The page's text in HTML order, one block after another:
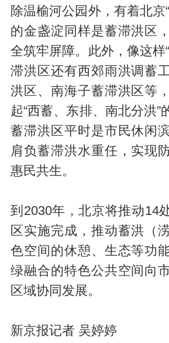
除温榆河公园外，有着北京
的金盏淀同样是蓄滞洪区
全筑牢屏障。此外，像这样
滞洪区还有西郊雨洪调蓄
洪区、南海子蓄滞洪区等
起“西蓄、东排、南北分洪”
蓄滞洪区平时是市民休闲
肩负蓄滞洪水重任，实现
惠民共生。
到2030年，北京将推动14
区实施完成，推动蓄洪（
色空间的休憩、生态等功
绿融合的特色公共空间向
区域协同发展。
新京报记者 吴婷婷